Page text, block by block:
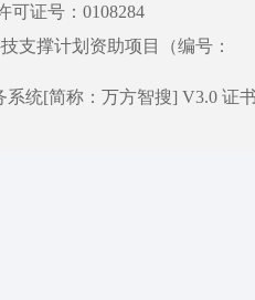
可证号：0108284
支撑计划资助项目（编号：
统[简称：万方智搜] V3.0 证